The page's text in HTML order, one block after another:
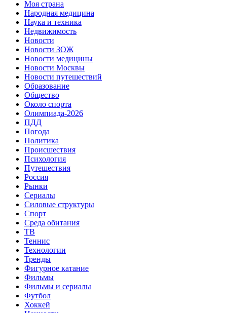
Моя страна
Народная медицина
Наука и техника
Недвижимость
Новости
Новости ЗОЖ
Новости медицины
Новости Москвы
Новости путешествий
Образование
Общество
Около спорта
Олимпиада-2026
ПДД
Погода
Политика
Происшествия
Психология
Путешествия
Россия
Рынки
Сериалы
Силовые структуры
Спорт
Среда обитания
ТВ
Теннис
Технологии
Тренды
Фигурное катание
Фильмы
Фильмы и сериалы
Футбол
Хоккей